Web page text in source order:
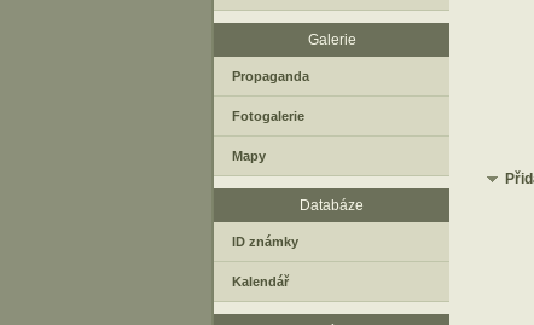
Galerie
Propaganda
Fotogalerie
Mapy
Databáze
ID známky
Kalendář